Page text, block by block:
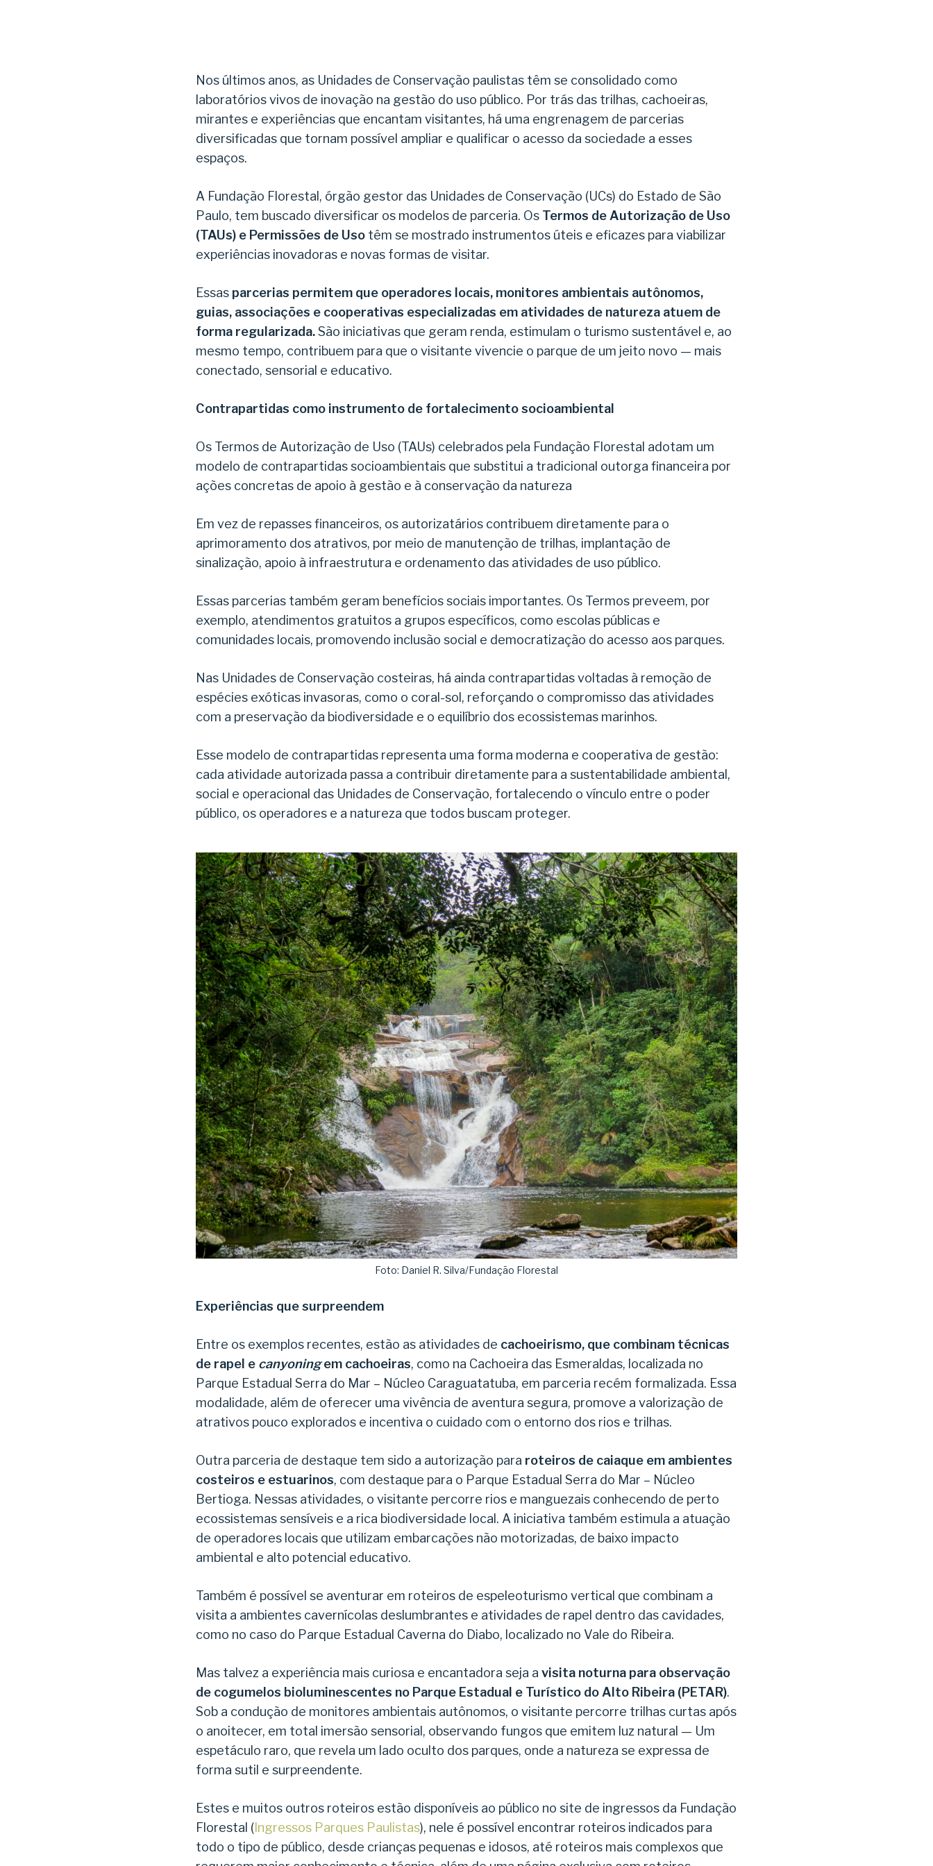
Nos últimos anos, as Unidades de Conservação paulistas têm se consolidado como
laboratórios vivos de inovação na gestão do uso público. Por trás das trilhas, cachoeiras,
mirantes e experiências que encantam visitantes, há uma engrenagem de parcerias
diversificadas que tornam possível ampliar e qualificar o acesso da sociedade a esses
espaços.
A Fundação Florestal, órgão gestor das Unidades de Conservação (UCs) do Estado de São
Paulo, tem buscado diversificar os modelos de parceria. OsTermos de Autorização de Uso
(TAUs) e Permissões de Uso têm se mostrado instrumentos úteis e eficazes para viabilizar
experiências inovadoras e novas formas de visitar.
Essas parcerias permitem que operadores locais, monitores ambientais autônomos,
guias, associações e cooperativas especializadas em atividades de natureza atuem de
forma regularizada.São iniciativas que geram renda, estimulam o turismo sustentável e, ao
mesmo tempo, contribuem para que o visitante vivencie o parque de um jeito novo — mais
conectado, sensorial e educativo.
Contrapartidas como instrumento de fortalecimento socioambiental
Os Termos de Autorização de Uso (TAUs) celebrados pela Fundação Florestal adotam um
modelo de contrapartidas socioambientais que substitui a tradicional outorga financeira por
ações concretas de apoio à gestão e à conservação da natureza
Em vez de repasses financeiros, os autorizatários contribuem diretamente para o
aprimoramento dos atrativos, por meio de manutenção de trilhas, implantação de
sinalização, apoio à infraestrutura e ordenamento das atividades de uso público.
Essas parcerias também geram benefícios sociais importantes. Os Termos preveem, por
exemplo, atendimentos gratuitos a grupos específicos, como escolas públicas e
comunidades locais, promovendo inclusão social e democratização do acesso aos parques.
Nas Unidades de Conservação costeiras, há ainda contrapartidas voltadas à remoção de
espécies exóticas invasoras, como o coral-sol, reforçando o compromisso das atividades
com a preservação da biodiversidade e o equilíbrio dos ecossistemas marinhos.
Esse modelo de contrapartidas representa uma forma moderna e cooperativa de gestão:
cada atividade autorizada passa a contribuir diretamente para a sustentabilidade ambiental,
social e operacional das Unidades de Conservação, fortalecendo o vínculo entre o poder
público, os operadores e a natureza que todos buscam proteger.
Foto: Daniel R. Silva/Fundação Florestal
Experiências que surpreendem
Entre os exemplos recentes, estão as atividades de cachoeirismo, que combinam técnicas
de rapel e canyoningem cachoeiras, como na Cachoeira das Esmeraldas, localizada no
Parque Estadual Serra do Mar – Núcleo Caraguatatuba, em parceria recém formalizada. Essa
modalidade, além de oferecer uma vivência de aventura segura, promove a valorização de
atrativos pouco explorados e incentiva o cuidado com o entorno dos rios e trilhas.
Outra parceria de destaque tem sido a autorização para roteiros de caiaque em ambientes
costeiros e estuarinos, com destaque para o Parque Estadual Serra do Mar – Núcleo
Bertioga. Nessas atividades, o visitante percorre rios e manguezais conhecendo de perto
ecossistemas sensíveis e a rica biodiversidade local. A iniciativa também estimula a atuação
de operadores locais que utilizam embarcações não motorizadas, de baixo impacto
ambiental e alto potencial educativo.
Também é possível se aventurar em roteiros de espeleoturismo vertical que combinam a
visita a ambientes cavernícolas deslumbrantes e atividades de rapel dentro das cavidades,
como no caso do Parque Estadual Caverna do Diabo, localizado no Vale do Ribeira.
Mas talvez a experiência mais curiosa e encantadora seja a visita noturna para observação
de cogumelos bioluminescentes no Parque Estadual e Turístico do Alto Ribeira (PETAR).
Sob a condução de monitores ambientais autônomos, o visitante percorre trilhas curtas após
o anoitecer, em total imersão sensorial, observando fungos que emitem luz natural — Um
espetáculo raro, que revela um lado oculto dos parques, onde a natureza se expressa de
forma sutil e surpreendente.
Estes e muitos outros roteiros estão disponíveis ao público no site de ingressos da Fundação
Florestal (Ingressos Parques Paulistas), nele é possível encontrar roteiros indicados para
todo o tipo de público, desde crianças pequenas e idosos, até roteiros mais complexos que